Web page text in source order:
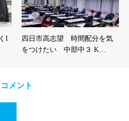
I
四日市高志望 時間配分を気
をつけたい 中部中３ K…
コメント